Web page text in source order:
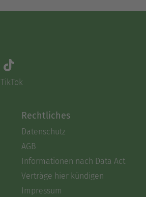
TikTok
Rechtliches
Datenschutz
AGB
Informationen nach Data Act
Verträge hier kündigen
Impressum